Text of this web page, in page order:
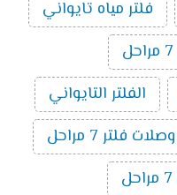
فلتر مياه تايواني
الفلتر التايواني
وصلات فلتر 7 مراحل